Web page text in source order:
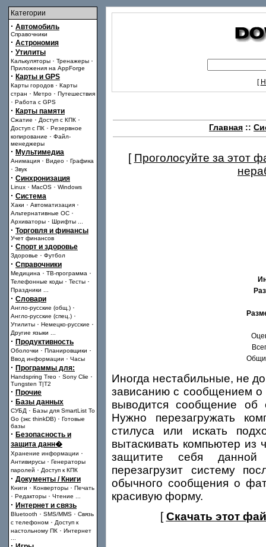
Категории
· Автомобиль
Справочники
· Астрономия
· Утилиты
Калькуляторы · Тренажеры ·
Приложения на AppForge
· Карты и GPS
Карты городов · Карты
стран · Метро · Путешествия
· Работа с GPS
· Карты памяти
Сжатие · Доступ с КПК ·
Доступ с ПК · Резервное
копирование · Файл-
менеджеры
· Мультимедиа
Анимация · Видео · Графика
· Звук
· Синхронизация
Linux · MacOS · Windows
· Система
Хаки · Автоматизация ·
Альтернативные ОС ·
Архиваторы · Шрифты
· Торговля и финансы
Учет финансов
· Спорт и здоровье
Здоровье · Футбол
· Справочники
Медицина · ТВ-программа ·
Телефонные коды · Тесты ·
Праздники
· Словари
Англо-русские (общ.) ·
Англо-русские (спец.) ·
Утилиты · Немецко-русские ·
Другие языки
· Продуктивность
Оболочки · Планировщики ·
Ввод информации · Часы
· Программы для:
Handspring Treo · Sony Clie ·
Tungsten T|T2
· Прочие
· Базы данных
СУБД · Базы для SmartList To
Go (экс thinkDB) · Готовые
базы
· Безопасность и
защита данн�
Хранение информации ·
Антивирусы · Генераторы
паролей · Доступ к КПК
· Документы / Книги
Книги · Конверторы · Печать
· Редакторы · Чтение
· Интернет и связь
Bluetooth · SMS/MMS · Связь
с телефоном · Доступ к
настольному ПК · Интернет
[
Главная ::
[ Проголосуйте за этот
Иногда нестабильные, не
зависанию с сообщением о
выводится сообщение об
Нужно перезагружать
стилуса или искать
вытаскивать компьютер
защитите себя данной
перезагрузит систему
обычного сообщения о
красивую форму.
[Скачать этот